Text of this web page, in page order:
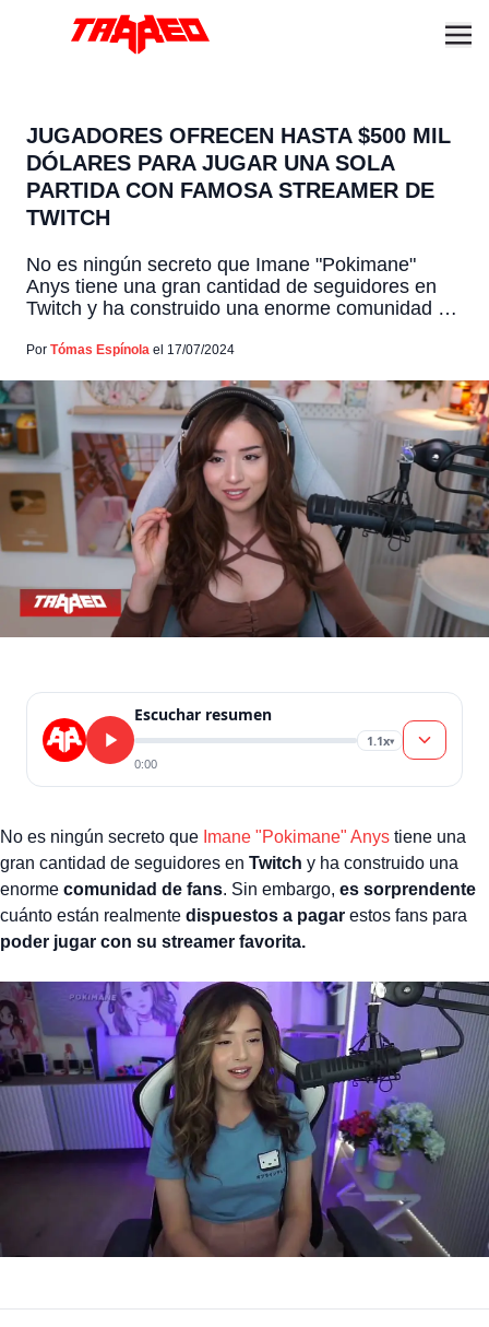
JUGADORES OFRECEN HASTA $500 MIL
DÓLARES PARA JUGAR UNA SOLA
PARTIDA CON FAMOSA STREAMER DE
TWITCH
No es ningún secreto que Imane "Pokimane"
Anys tiene una gran cantidad de seguidores en
Twitch y ha construido una enorme comunidad de
realmente dispuestos a pagar estos fans para
seguidores de la popular streamer de Twitch, han
participado recientemente en […]
Por Tómas Espínola el 17/07/2024
Escuchar resumen
1.1x▾
0:00
No es ningún secreto que Imane "Pokimane" Anys tiene una
gran cantidad de seguidores en Twitch y ha construido una
enorme comunidad de fans. Sin embargo, es sorprendente
cuánto están realmente dispuestos a pagar estos fans para
poder jugar con su streamer favorita.